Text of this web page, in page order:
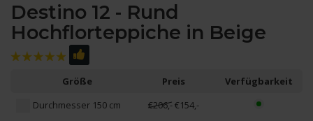
Destino 12 - Rund
Hochflorteppiche in Beige
Größe Preis
Verfügbarkeit
Durchmesser 150 cm
€206,-€154,-